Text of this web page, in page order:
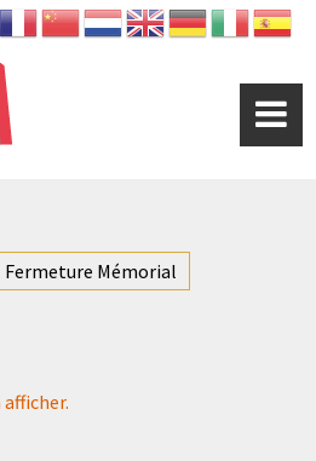
Fermeture Mémorial